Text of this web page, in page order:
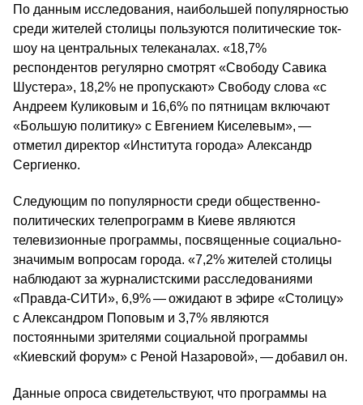
По данным исследования, наибольшей популярностью
среди жителей столицы пользуются политические ток-
шоу на центральных телеканалах. «18,7%
респондентов регулярно смотрят «Свободу Савика
Шустера», 18,2% не пропускают» Свободу слова «с
Андреем Куликовым и 16,6% по пятницам включают
«Большую политику» с Евгением Киселевым», —
отметил директор «Института города» Александр
Сергиенко.
Следующим по популярности среди общественно-
политических телепрограмм в Киеве являются
телевизионные программы, посвященные социально-
значимым вопросам города. «7,2% жителей столицы
наблюдают за журналистскими расследованиями
«Правда-СИТИ», 6,9% — ожидают в эфире «Столицу»
с Александром Поповым и 3,7% являются
постоянными зрителями социальной программы
«Киевский форум» с Реной Назаровой», — добавил он.
Данные опроса свидетельствуют, что программы на